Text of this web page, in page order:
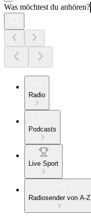
Was möchtest du anhören?
Radio
Podcasts
Live Sport
Radiosender von A-Z